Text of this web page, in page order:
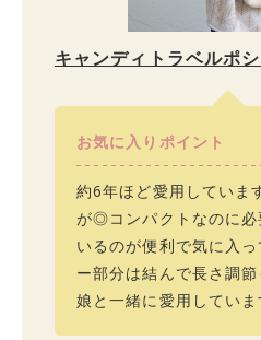
キャンディトラベルポ
お気に入りポイント
約6年ほど愛用していま
が◎コンパクトなのに必
いるのが便利で気に入
ー部分は結んで長さ調
娘と一緒に愛用していま